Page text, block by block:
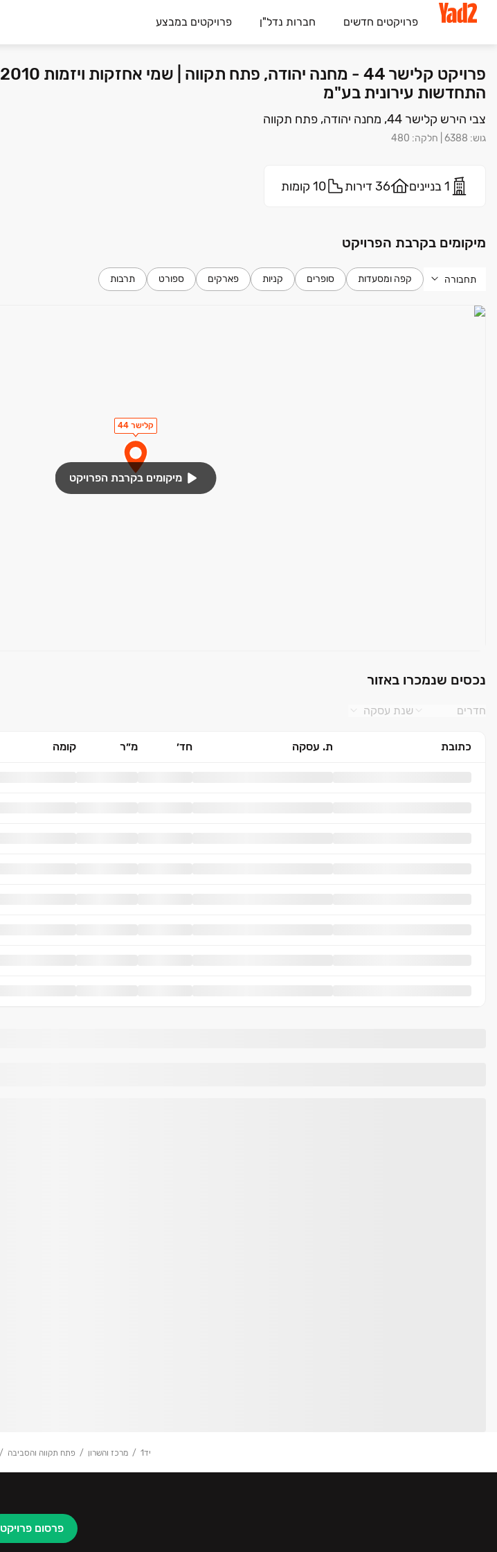
פרויקטים חדשים חברות נדל"ן פרויקטים במבצע
התחדשות עירונית בע"מ
צבי הירש קלישר 44, מחנה יהודה, פתח תקווה
גוש:
6388 חלקה:
480
1 בניינים 36 דירות 10 קומות
מיקומים בקרבת הפרויקט
תחבורה קפה ומסעדות סופרים קניות פארקים ספורט תרבות
קלישר 44
מיקומים בקרבת הפרויקט
נכסים שנמכרו באזור
חדרים שנת עסקה
כתובת ת. עסקה חד׳ מ״ר קומה
יד1 מרכז והשרון פתח תקווה והסביבה
פרסום פרויקט